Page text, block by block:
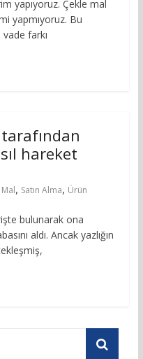
yapıyoruz. Çekle mal
yapmıyoruz. Bu
farkı
hareket
Mal, Satın Alma, Ürün
bulunarak ona
aldı. Ancak yazlığın